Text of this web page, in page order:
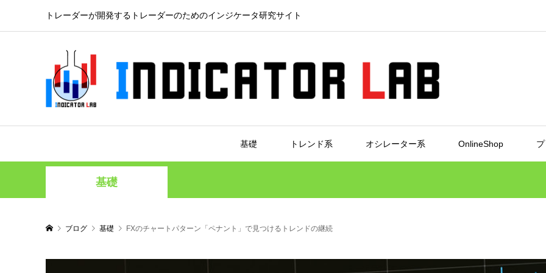
トレーダーが開発するトレーダーのためのインジケータ研究サイト
基礎 トレンド系 オシレーター系 OnlineShop
基礎
ブログ 基礎 FXのチャートパターン「ペナント」で見つけるトレンドの継続